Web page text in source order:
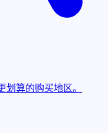
划算的购买地区。